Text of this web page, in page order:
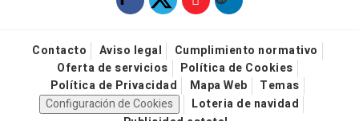
Contacto Aviso legal
Cumplimiento normativo
Oferta de servicios
Política de Cookies
Política de Privacidad
Mapa Web
Temas
Configuración de Cookies
Loteria de navidad